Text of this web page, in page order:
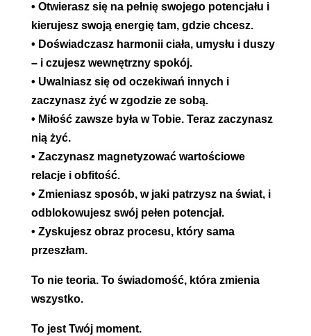
• Otwierasz się na pełnię swojego potencjału i
kierujesz swoją energię tam, gdzie chcesz.
• Doświadczasz harmonii ciała, umysłu i duszy
– i czujesz wewnętrzny spokój.
• Uwalniasz się od oczekiwań innych i
zaczynasz żyć w zgodzie ze sobą.
• Miłość zawsze była w Tobie. Teraz zaczynasz
nią żyć.
• Zaczynasz magnetyzować wartościowe
relacje i obfitość.
• Zmieniasz sposób, w jaki patrzysz na świat, i
odblokowujesz swój pełen potencjał.
• Zyskujesz obraz procesu, który sama
przeszłam.
To nie teoria. To świadomość, która zmienia
wszystko.
To jest Twój moment.